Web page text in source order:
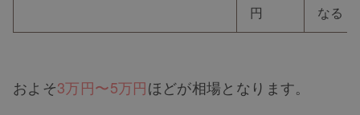
円
なる
およそ3万円〜5万円ほどが相場となります。